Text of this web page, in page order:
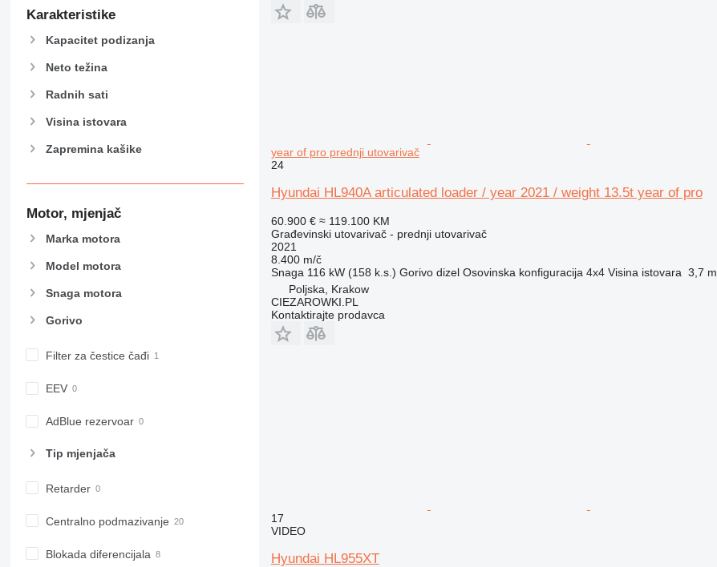
Karakteristike
Kapacitet podizanja
Neto težina
Radnih sati
Visina istovara
Zapremina kašike
Motor, mjenjač
Marka motora
Model motora
Snaga motora
Gorivo
Filter za čestice čađi
EEV
AdBlue rezervoar
Tip mјenjača
Retarder
Centralno podmazivanje
Blokada diferencijala
year of pro prednji utovarivač
24
Hyundai HL940A articulated loader / year 2021 / weight 13.5t year of pro
60.900 € ≈ 119.100 KM
Građevinski utovarivač - prednji utovarivač
2021
8.400 m/č
Snaga 116 kW (158 k.s.) Gorivo dizel Osovinska konfiguracija 4x4 Visina istovara 3,7 m
Poljska, Krakow
CIEZAROWKI.PL
Kontaktirajte prodavca
17
VIDEO
Hyundai HL955XT